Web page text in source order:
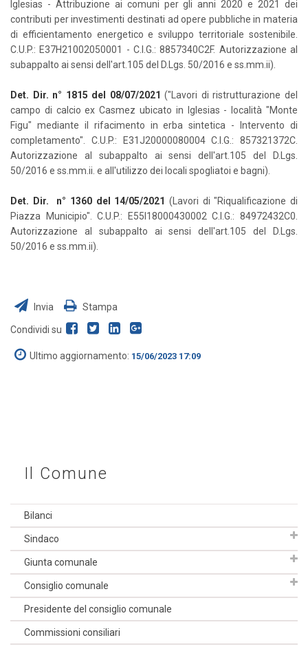
Iglesias - Attribuzione ai comuni per gli anni 2020 e 2021 dei
contributi per investimenti destinati ad opere pubbliche in materia
di efficientamento energetico e sviluppo territoriale sostenibile.
C.U.P.: E37H21002050001 - C.I.G.: 8857340C2F. Autorizzazione al
subappalto ai sensi dell'art.105 del D.Lgs. 50/2016 e ss.mm.ii).
Det. Dir. n° 1815 del 08/07/2021 ("Lavori di ristrutturazione del
campo di calcio ex Casmez ubicato in Iglesias - località "Monte
Figu" mediante il rifacimento in erba sintetica - Intervento di
completamento". C.U.P.: E31J20000080004 C.I.G.: 857321372C.
Autorizzazione al subappalto ai sensi dell'art.105 del D.Lgs.
50/2016 e ss.mm.ii. e all'utilizzo dei locali spogliatoi e bagni).
Det. Dir. n° 1360 del 14/05/2021 (Lavori di "Riqualificazione di
Piazza Municipio". C.U.P.: E55I18000430002 C.I.G.: 84972432C0.
Autorizzazione al subappalto ai sensi dell'art.105 del D.Lgs.
50/2016 e ss.mm.ii).
Invia Stampa
Condividi su
Ultimo aggiornamento: 15/06/2023 17:09
Il Comune
Bilanci
Sindaco
Giunta comunale
Consiglio comunale
Presidente del consiglio comunale
Commissioni consiliari